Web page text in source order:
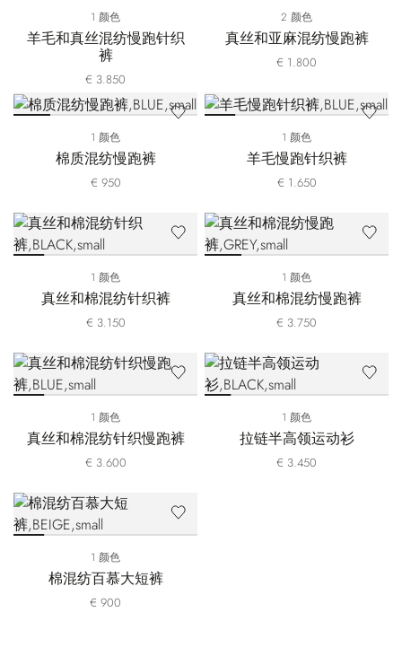
1 颜色
羊毛和真丝混纺慢跑针织
裤
€ 3.850
2 颜色
真丝和亚麻混纺慢跑裤
€ 1.800
1 颜色
棉质混纺慢跑裤
€ 950
1 颜色
羊毛慢跑针织裤
€ 1.650
1 颜色
真丝和棉混纺针织裤
€ 3.150
1 颜色
真丝和棉混纺慢跑裤
€ 3.750
1 颜色
真丝和棉混纺针织慢跑裤
€ 3.600
1 颜色
拉链半高领运动衫
€ 3.450
1 颜色
棉混纺百慕大短裤
€ 900